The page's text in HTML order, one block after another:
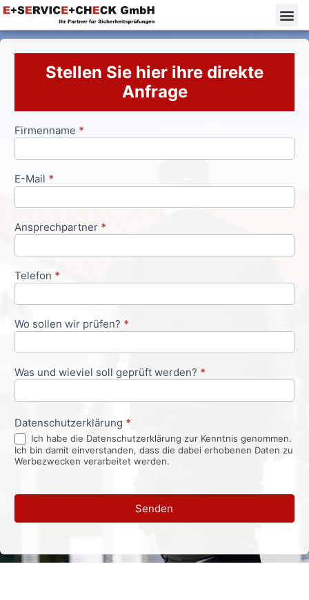
Stellen Sie hier ihre direkte
Anfrage
Anfrageformular
Firmenname *
E-Mail *
Ansprechpartner *
Telefon *
Wo sollen wir prüfen? *
Was und wieviel soll geprüft werden? *
Datenschutzerklärung *
Ich habe die Datenschutzerklärung zur Kenntnis genommen.
Ich bin damit einverstanden, dass die dabei erhobenen Daten zu
Werbezwecken verarbeitet werden.
Senden